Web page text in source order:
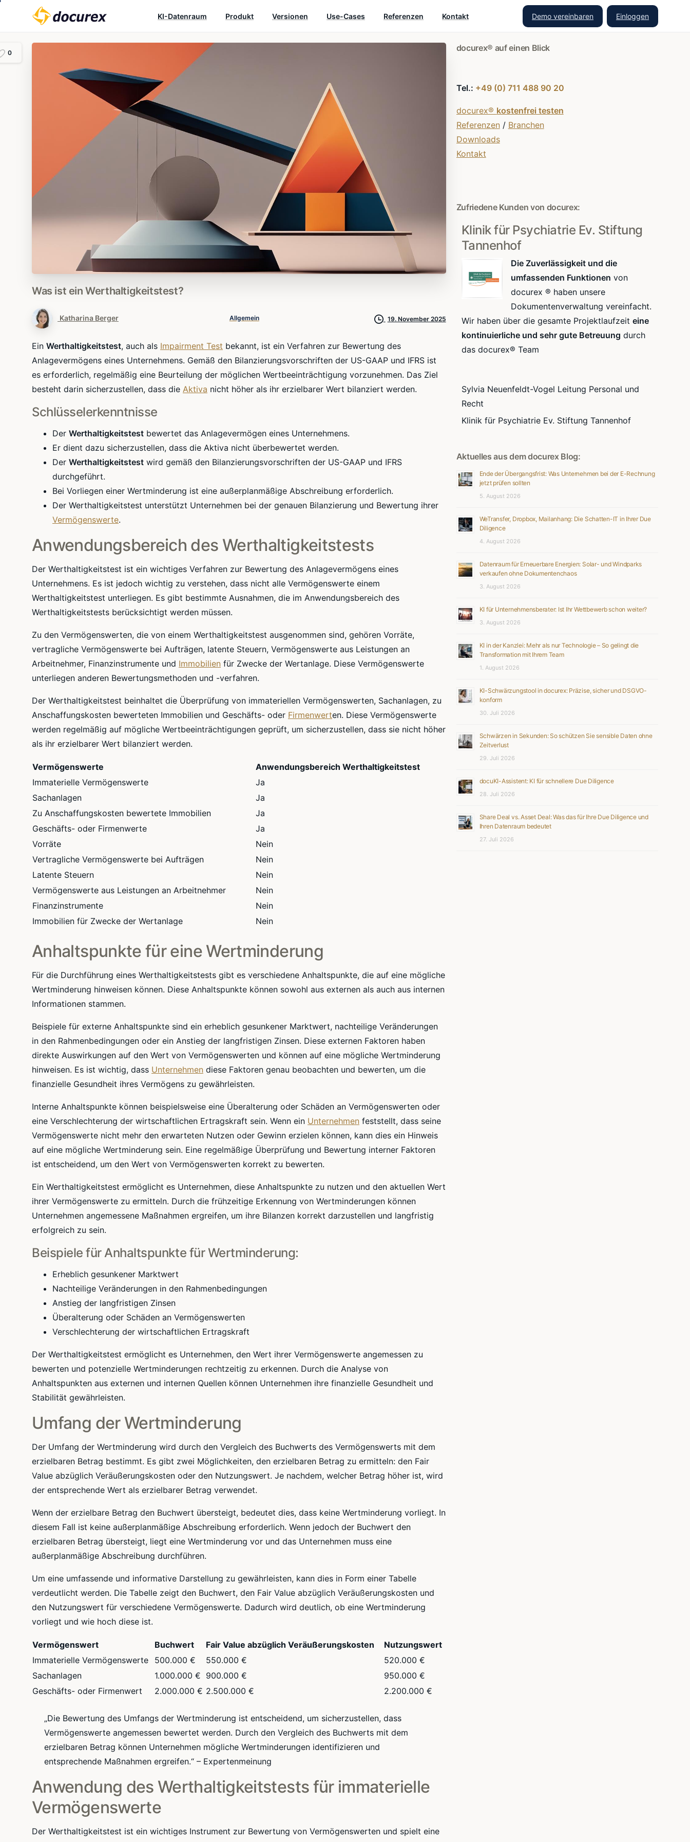
KI-Datenraum Produkt Versionen Use-Cases Referenzen Kontakt Demo vereinbaren Einloggen
Was ist ein Werthaltigkeitstest?
Katharina Berger Allgemein 19. November 2025
Ein Werthaltigkeitstest, auch als Impairment Test bekannt, ist ein Verfahren zur Bewertung des
Anlagevermögens eines Unternehmens. Gemäß den Bilanzierungsvorschriften der US-GAAP und IFRS ist
es erforderlich, regelmäßig eine Beurteilung der möglichen Wertbeeinträchtigung vorzunehmen. Das Ziel
besteht darin sicherzustellen, dass die Aktiva nicht höher als ihr erzielbarer Wert bilanziert werden.
Schlüsselerkenntnisse
Der Werthaltigkeitstest bewertet das Anlagevermögen eines Unternehmens.
Er dient dazu sicherzustellen, dass die Aktiva nicht überbewertet werden.
Der Werthaltigkeitstest wird gemäß den Bilanzierungsvorschriften der US-GAAP und IFRS
durchgeführt.
Bei Vorliegen einer Wertminderung ist eine außerplanmäßige Abschreibung erforderlich.
Der Werthaltigkeitstest unterstützt Unternehmen bei der genauen Bilanzierung und Bewertung ihrer
Vermögenswerte.
Anwendungsbereich des Werthaltigkeitstests
Der Werthaltigkeitstest ist ein wichtiges Verfahren zur Bewertung des Anlagevermögens eines
Unternehmens. Es ist jedoch wichtig zu verstehen, dass nicht alle Vermögenswerte einem
Werthaltigkeitstest unterliegen. Es gibt bestimmte Ausnahmen, die im Anwendungsbereich des
Werthaltigkeitstests berücksichtigt werden müssen.
Zu den Vermögenswerten, die von einem Werthaltigkeitstest ausgenommen sind, gehören Vorräte,
vertragliche Vermögenswerte bei Aufträgen, latente Steuern, Vermögenswerte aus Leistungen an
Arbeitnehmer, Finanzinstrumente und Immobilien für Zwecke der Wertanlage. Diese Vermögenswerte
unterliegen anderen Bewertungsmethoden und -verfahren.
Der Werthaltigkeitstest beinhaltet die Überprüfung von immateriellen Vermögenswerten, Sachanlagen, zu
Anschaffungskosten bewerteten Immobilien und Geschäfts- oder Firmenwerten. Diese Vermögenswerte
werden regelmäßig auf mögliche Wertbeeinträchtigungen geprüft, um sicherzustellen, dass sie nicht höher
als ihr erzielbarer Wert bilanziert werden.
Vermögenswerte
Anwendungsbereich Werthaltigkeitstest
Immaterielle Vermögenswerte
Ja
Sachanlagen
Ja
Zu Anschaffungskosten bewertete Immobilien
Ja
Geschäfts- oder Firmenwerte
Ja
Vorräte
Nein
Vertragliche Vermögenswerte bei Aufträgen
Nein
Latente Steuern
Nein
Vermögenswerte aus Leistungen an Arbeitnehmer
Nein
Finanzinstrumente
Nein
Immobilien für Zwecke der Wertanlage
Nein
Anhaltspunkte für eine Wertminderung
Für die Durchführung eines Werthaltigkeitstests gibt es verschiedene Anhaltspunkte, die auf eine mögliche
Wertminderung hinweisen können. Diese Anhaltspunkte können sowohl aus externen als auch aus internen
Informationen stammen.
Beispiele für externe Anhaltspunkte sind ein erheblich gesunkener Marktwert, nachteilige Veränderungen
in den Rahmenbedingungen oder ein Anstieg der langfristigen Zinsen. Diese externen Faktoren haben
direkte Auswirkungen auf den Wert von Vermögenswerten und können auf eine mögliche Wertminderung
hinweisen. Es ist wichtig, dass Unternehmen diese Faktoren genau beobachten und bewerten, um die
finanzielle Gesundheit ihres Vermögens zu gewährleisten.
Interne Anhaltspunkte können beispielsweise eine Überalterung oder Schäden an Vermögenswerten oder
eine Verschlechterung der wirtschaftlichen Ertragskraft sein. Wenn ein Unternehmen feststellt, dass seine
Vermögenswerte nicht mehr den erwarteten Nutzen oder Gewinn erzielen können, kann dies ein Hinweis
auf eine mögliche Wertminderung sein. Eine regelmäßige Überprüfung und Bewertung interner Faktoren
ist entscheidend, um den Wert von Vermögenswerten korrekt zu bewerten.
Ein Werthaltigkeitstest ermöglicht es Unternehmen, diese Anhaltspunkte zu nutzen und den aktuellen Wert
ihrer Vermögenswerte zu ermitteln. Durch die frühzeitige Erkennung von Wertminderungen können
Unternehmen angemessene Maßnahmen ergreifen, um ihre Bilanzen korrekt darzustellen und langfristig
erfolgreich zu sein.
Beispiele für Anhaltspunkte für Wertminderung:
Erheblich gesunkener Marktwert
Nachteilige Veränderungen in den Rahmenbedingungen
Anstieg der langfristigen Zinsen
Überalterung oder Schäden an Vermögenswerten
Verschlechterung der wirtschaftlichen Ertragskraft
Der Werthaltigkeitstest ermöglicht es Unternehmen, den Wert ihrer Vermögenswerte angemessen zu
bewerten und potenzielle Wertminderungen rechtzeitig zu erkennen. Durch die Analyse von
Anhaltspunkten aus externen und internen Quellen können Unternehmen ihre finanzielle Gesundheit und
Stabilität gewährleisten.
Umfang der Wertminderung
Der Umfang der Wertminderung wird durch den Vergleich des Buchwerts des Vermögenswerts mit dem
erzielbaren Betrag bestimmt. Es gibt zwei Möglichkeiten, den erzielbaren Betrag zu ermitteln: den Fair
Value abzüglich Veräußerungskosten oder den Nutzungswert. Je nachdem, welcher Betrag höher ist, wird
der entsprechende Wert als erzielbarer Betrag verwendet.
Wenn der erzielbare Betrag den Buchwert übersteigt, bedeutet dies, dass keine Wertminderung vorliegt. In
diesem Fall ist keine außerplanmäßige Abschreibung erforderlich. Wenn jedoch der Buchwert den
erzielbaren Betrag übersteigt, liegt eine Wertminderung vor und das Unternehmen muss eine
außerplanmäßige Abschreibung durchführen.
Um eine umfassende und informative Darstellung zu gewährleisten, kann dies in Form einer Tabelle
verdeutlicht werden. Die Tabelle zeigt den Buchwert, den Fair Value abzüglich Veräußerungskosten und
den Nutzungswert für verschiedene Vermögenswerte. Dadurch wird deutlich, ob eine Wertminderung
vorliegt und wie hoch diese ist.
Vermögenswert Buchwert Fair Value abzüglich Veräußerungskosten
Nutzungswert
Immaterielle Vermögenswerte
500.000 € 550.000 €
520.000 €
Sachanlagen
1.000.000 € 900.000 €
950.000 €
Geschäfts- oder Firmenwert
2.000.000 € 2.500.000 € 2.200.000 €
„Die Bewertung des Umfangs der Wertminderung ist entscheidend, um sicherzustellen, dass
Vermögenswerte angemessen bewertet werden. Durch den Vergleich des Buchwerts mit dem
erzielbaren Betrag können Unternehmen mögliche Wertminderungen identifizieren und
entsprechende Maßnahmen ergreifen.“ – Expertenmeinung
Anwendung des Werthaltigkeitstests für immaterielle
Vermögenswerte
Der Werthaltigkeitstest ist ein wichtiges Instrument zur Bewertung von Vermögenswerten und spielt eine
0 docurex® auf einen Blick
Tel.: +49 (0) 711 488 90 20
docurex® kostenfrei testen
Referenzen / Branchen
Downloads
Kontakt
Zufriedene Kunden von docurex:
Klinik für Psychiatrie Ev. Stiftung
Tannenhof
Die Zuverlässigkeit und die
umfassenden Funktionen von
docurex ® haben unsere
Dokumentenverwaltung vereinfacht.
Wir haben über die gesamte Projektlaufzeit eine
kontinuierliche und sehr gute Betreuung durch
das docurex® Team
Sylvia Neuenfeldt-Vogel Leitung Personal und
Recht
Klinik für Psychiatrie Ev. Stiftung Tannenhof
Aktuelles aus dem docurex Blog:
Ende der Übergangsfrist: Was Unternehmen bei der E-Rechnung
jetzt prüfen sollten
5. August 2026
WeTransfer, Dropbox, Mailanhang: Die Schatten-IT in Ihrer Due
Diligence
4. August 2026
Datenraum für Erneuerbare Energien: Solar- und Windparks
verkaufen ohne Dokumentenchaos
3. August 2026
KI für Unternehmensberater: Ist Ihr Wettbewerb schon weiter?
3. August 2026
KI in der Kanzlei: Mehr als nur Technologie – So gelingt die
Transformation mit Ihrem Team
1. August 2026
KI-Schwärzungstool in docurex: Präzise, sicher und DSGVO-
konform
30. Juli 2026
Schwärzen in Sekunden: So schützen Sie sensible Daten ohne
Zeitverlust
29. Juli 2026
docuKI-Assistent: KI für schnellere Due Diligence
28. Juli 2026
Share Deal vs. Asset Deal: Was das für Ihre Due Diligence und
Ihren Datenraum bedeutet
27. Juli 2026